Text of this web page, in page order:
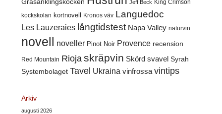
Jeff Beck King Crimson
kockskolan kortnovell Kronos väv Languedoc
Les Lauzeraies långtidstest Napa Valley naturvin
novell noveller Pinot Noir Provence recension
Red Mountain Rioja skräpvin Skörd svavel Syrah
Systembolaget Tavel Ukraina vinfrossa vintips
Arkiv
augusti 2026